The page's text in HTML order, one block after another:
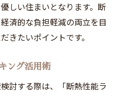
しい住まいとなります。断
済的な負担軽減の両立を目
きたいポイントです。
ング活用術
討する際は、「断熱性能ラ